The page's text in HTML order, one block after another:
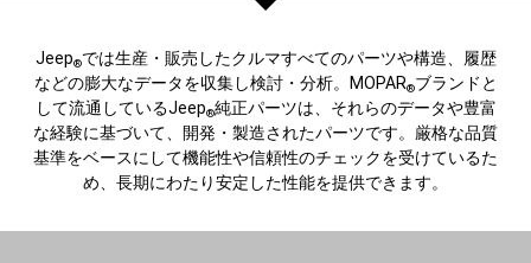
Jeep®では生産・販売したクルマすべてのパーツや構造、履歴
などの膨大なデータを収集し検討・分析。MOPAR®ブランドと
して流通しているJeep®純正パーツは、それらのデータや豊富
な経験に基づいて、開発・製造されたパーツです。厳格な品質
基準をベースにして機能性や信頼性のチェックを受けているた
め、長期にわたり安定した性能を提供できます。